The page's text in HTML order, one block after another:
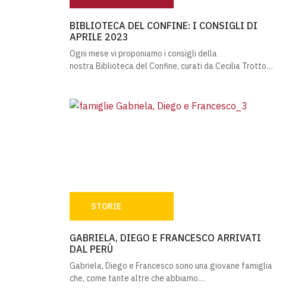
BIBLIOTECA DEL CONFINE: I CONSIGLI DI
APRILE 2023
Ogni mese vi proponiamo i consigli della
nostra Biblioteca del Confine, curati da Cecilia Trotto…
STORIE
GABRIELA, DIEGO E FRANCESCO ARRIVATI
DAL PERÙ
Gabriela, Diego e Francesco sono una giovane famiglia
che, come tante altre che abbiamo…